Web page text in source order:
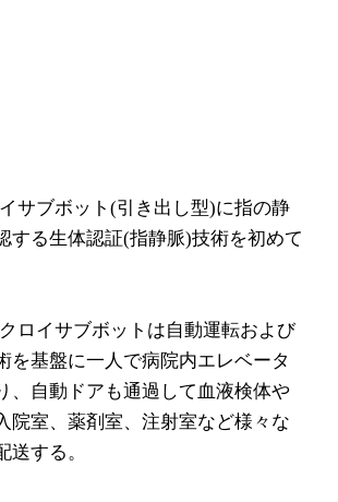
サブボット(引き出し型)に指の静
する生体認証(指静脈)技術を初めて
ロイサブボットは自動運転および
を基盤に一人で病院内エレベータ
、自動ドアも通過して血液検体や
院室、薬剤室、注射室など様々な
送する。